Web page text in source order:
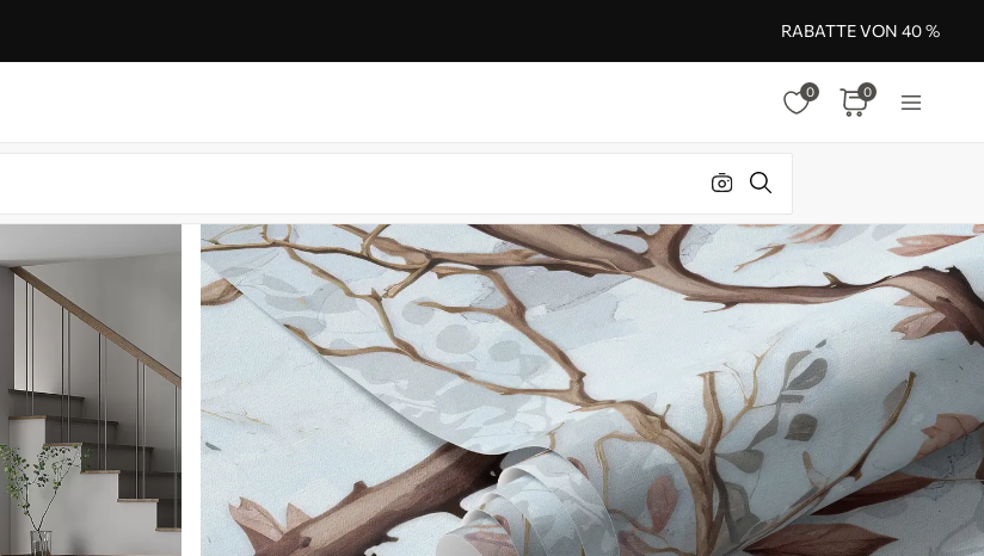
RABATTE VON 40 %
0 0